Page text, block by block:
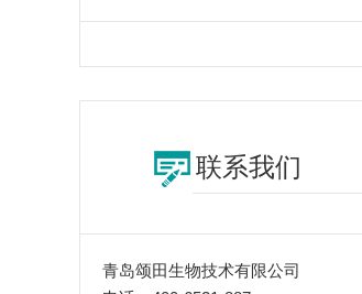
联系我们
青岛颂田生物技术有限公司